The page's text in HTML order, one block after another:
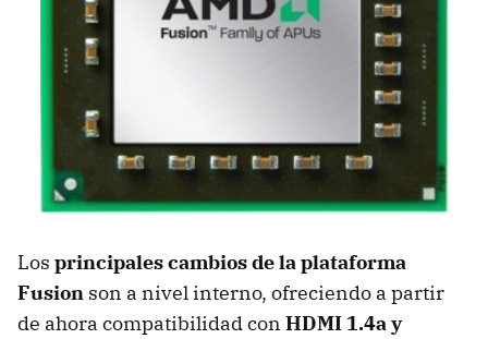
Los principales cambios de la plataforma
Fusion son a nivel interno, ofreciendo a partir
de ahora compatibilidad con HDMI 1.4a y